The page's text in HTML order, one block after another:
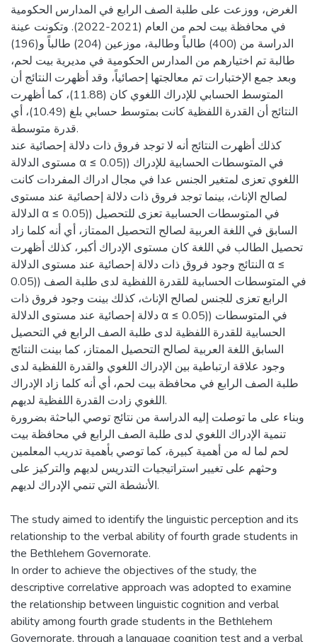
الغرض، ووزعت على طلبة الصف الرابع في المدارس الحكومية
في محافظة بيت لحم من العام (2021-2022). وتكونت عينة
الدراسة من (400) طالباً وطالبة، موزعين (204) طالباً و(196)
طالبة تم اختيارهم من المدارس الحكومية في مديرية بيت لحم،
وبعد جمع الإختبارات تم معالجتها إحصائياً، وقد أظهرت النتائج أن
المتوسط الحسابي للإدراك اللغوي كان (11.88)، كما أظهرت
النتائج أن القدرة اللفظية كانت بمتوسط حسابي بلغ (10.49)، أي
قدرة متوسطة.
كذلك أظهرت النتائج أنه لا توجد فروق ذات دلالة إحصائية عند
مستوى الدلالة α ≤ 0.05)) في المتوسطات الحسابية للإدراك
اللغوي تعزى لمتغير الجنس عدا في مجال ادراك المفردات كانت
لصالح الإناث، بينما توجد فروق ذات دلالة إحصائية عند مستوى
الدلالة α ≤ 0.05)) في المتوسطات الحسابية تعزى للتحصيل
السابق في اللغة العربية لصالح التحصيل الممتاز، أي أنه كلما زاد
تحصيل الطالب في اللغة كان مستوى الإدراك أكبر، كذلك أظهرت
النتائج وجود فروق ذات دلالة إحصائية عند مستوى الدلالة α ≤
0.05)) في المتوسطات الحسابية للقدرة اللفظية لدى طلبة الصف
الرابع تعزى للجنس لصالح الإناث، كذلك بينت وجود فروق ذات
دلالة إحصائية عند مستوى الدلالة α ≤ 0.05)) في المتوسطات
الحسابية للقدرة اللفظية لدى طلبة الصف الرابع في التحصيل
السابق اللغة العربية لصالح التحصيل الممتاز، كما بينت النتائج
وجود علاقة ارتباطية بين الإدراك اللغوي والقدرة اللفظية لدى
طلبة الصف الرابع في محافظة بيت لحم، أي أنه كلما زاد الإدراك
اللغوي زادت القدرة اللفظية لديهم.
وبناء على ما توصلت إليه الدراسة من نتائج توصي الباحثة بضرورة
تنمية الإدراك اللغوي لدى طلبة الصف الرابع في محافظة بيت
لحم لما له من أهمية كبيرة، كما توصي بأهمية تدريب المعلمين
وحثهم على تغيير استراتيجيات التدريس لديهم والتركيز على
الأنشطة التي تنمي الإدراك لديهم.
The study aimed to identify the linguistic perception and its
relationship to the verbal ability of fourth grade students in
the Bethlehem Governorate.
In order to achieve the objectives of the study, the
descriptive correlative approach was adopted to examine
the relationship between linguistic cognition and verbal
ability among fourth grade students in the Bethlehem
Governorate, through a language cognition test and a verbal